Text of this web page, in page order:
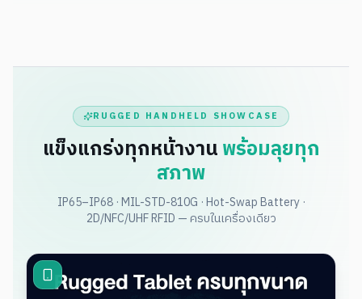
RUGGED HANDHELD SHOWCASE
แข็งแกร่งทุกหน้างาน พร้อมลุยทุก
สภาพ
IP65–IP68 · MIL-STD-810G · Hot-Swap Battery ·
2D/NFC/UHF RFID — ครบในเครื่องเดียว